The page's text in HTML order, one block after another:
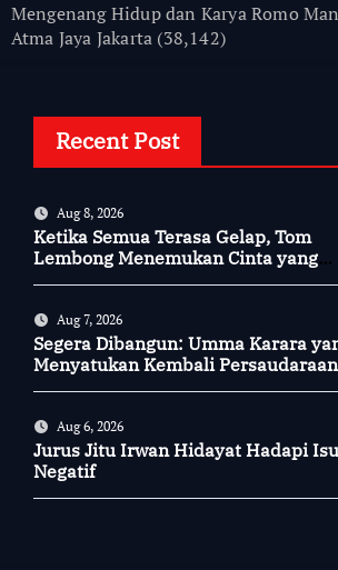
Mengenang Hidup dan Karya Romo
Atma Jaya Jakarta (38,142)
Recent Post
Aug 8, 2026
Ketika Semua Terasa Gelap, Tom
Lembong Menemukan Cinta yang
Aug 7, 2026
Segera Dibangun: Umma Karara
Menyatukan Kembali
Aug 6, 2026
Jurus Jitu Irwan Hidayat Hadapi Isu
Negatif